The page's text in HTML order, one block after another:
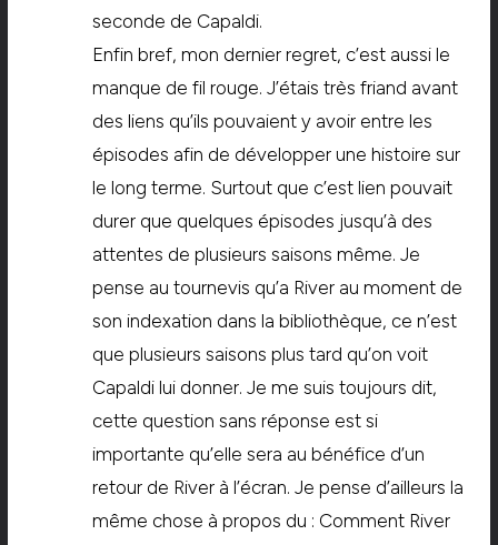
seconde de Capaldi.
Enfin bref, mon dernier regret, c’est aussi le
manque de fil rouge. J’étais très friand avant
des liens qu’ils pouvaient y avoir entre les
épisodes afin de développer une histoire sur
le long terme. Surtout que c’est lien pouvait
durer que quelques épisodes jusqu’à des
attentes de plusieurs saisons même. Je
pense au tournevis qu’a River au moment de
son indexation dans la bibliothèque, ce n’est
que plusieurs saisons plus tard qu’on voit
Capaldi lui donner. Je me suis toujours dit,
cette question sans réponse est si
importante qu’elle sera au bénéfice d’un
retour de River à l’écran. Je pense d’ailleurs la
même chose à propos du : Comment River